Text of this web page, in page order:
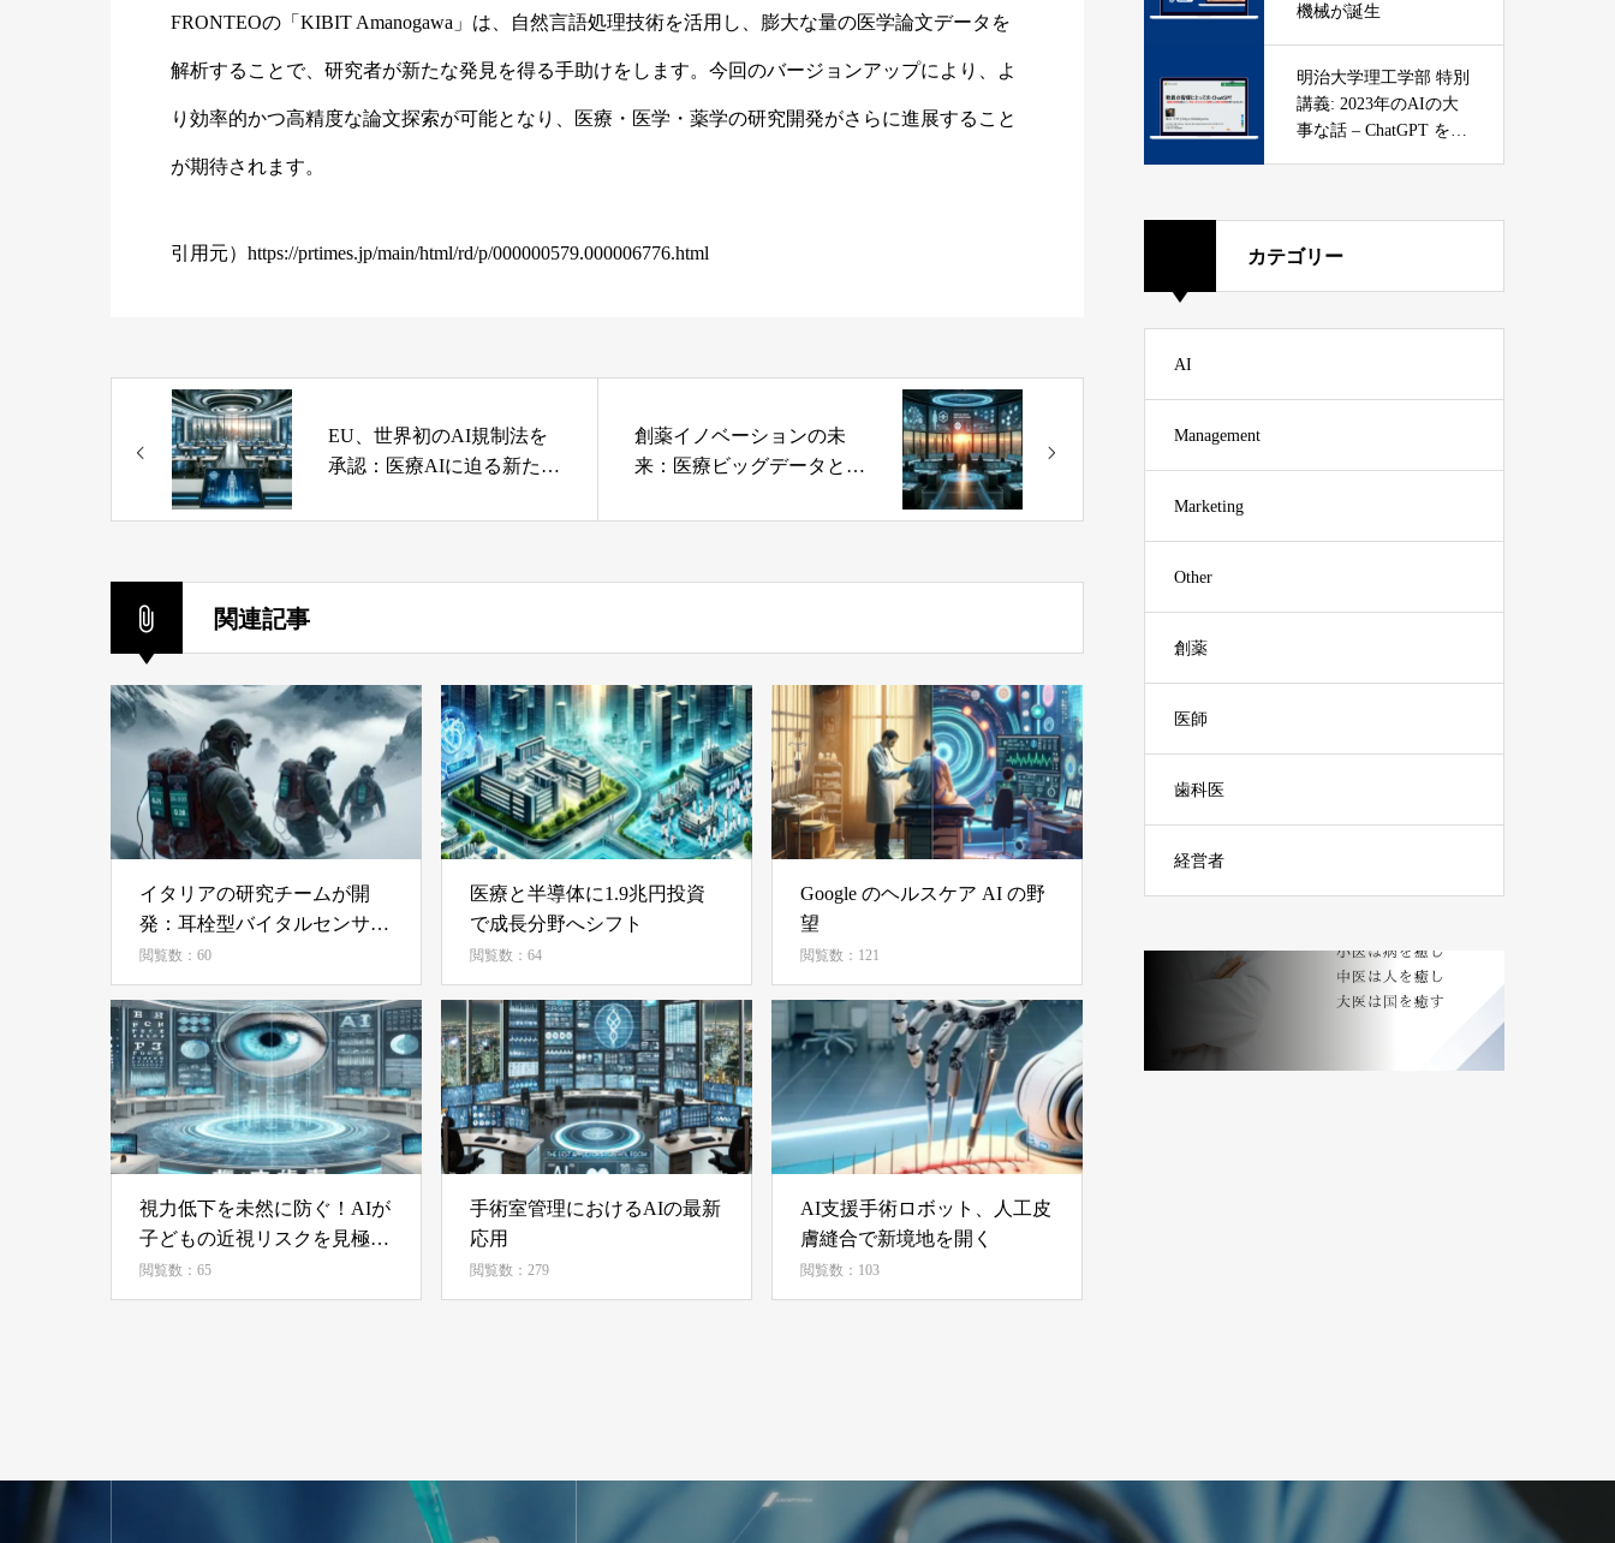
FRONTEOの「KIBIT Amanogawa」は、自然言語処理技術を活用し、膨大な量の医学論文データを
解析することで、研究者が新たな発見を得る手助けをします。今回のバージョンアップにより、よ
り効率的かつ高精度な論文探索が可能となり、医療・医学・薬学の研究開発がさらに進展すること
が期待されます。
引用元） https://prtimes.jp/main/html/rd/p/000000579.000006776.html
EU、世界初のAI規制法を
承認：医療AIに迫る新たな
創薬イノベーションの未
来：医療ビッグデータと次
進展
関連記事
イタリアの研究チームが開
発：耳栓型バイタルセンサー
で雪山救助活動を革新
閲覧数：60
医療と半導体に1.9兆円投資
で成長分野へシフト
閲覧数：64
Google のヘルスケア AI の野
望
閲覧数：121
視力低下を未然に防ぐ！AIが
子どもの近視リスクを見極め
る
閲覧数：65
手術室管理におけるAIの最新
応用
閲覧数：279
AI支援手術ロボット、人工皮
膚縫合で新境地を開く
閲覧数：103
機械が誕生
明治大学理工学部 特別
講義: 2023年のAIの大
事な話 – ChatGPT を知
カテゴリー
AI
Management
Marketing
Other
創薬
医師
歯科医
経営者